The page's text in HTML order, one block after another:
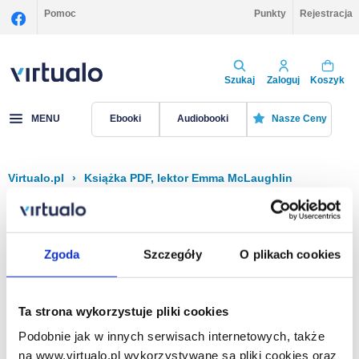
Zgoda Szczegóły O plikach cookies
Ta strona wykorzystuje pliki cookies
Podobnie jak w innych serwisach internetowych, także
na www.virtualo.pl wykorzystywane są pliki cookies oraz
Pomoc Punkty Rejestracja
Szukaj Zaloguj Koszyk
MENU Ebooki Audiobooki Nasze Ceny
Virtualo.pl › Książka PDF, lektor Emma McLaughlin
Filtruj Sortuj
Na stronie